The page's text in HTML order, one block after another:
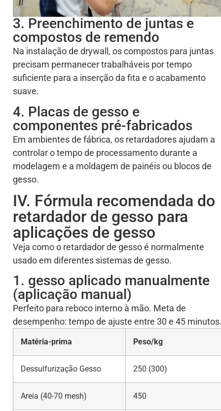
3. Preenchimento de juntas e
compostos de remendo
Na instalação de drywall, os compostos para juntas
precisam permanecer trabalháveis por tempo
suficiente para a inserção da fita e o acabamento
suave.
4. Placas de gesso e
componentes pré-fabricados
Em ambientes de fábrica, os retardadores ajudam a
controlar o tempo de processamento durante a
modelagem e a moldagem de painéis ou blocos de
gesso.
IV. Fórmula recomendada do
retardador de gesso para
aplicações de gesso
Veja como o retardador de gesso é normalmente
usado em diferentes sistemas de gesso.
1. gesso aplicado manualmente
(aplicação manual)
Perfeito para reboco interno à mão. Meta de
desempenho: tempo de ajuste entre 30 e 45
Matéria-prima Peso/kg
Dessulfurização Gesso 250 (300)
Areia (40-70 mesh) 450